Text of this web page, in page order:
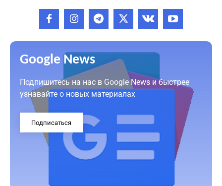
Google News
Подпишитесь на нас в Google News и быстрее
узнавайте о новых материалах
Подписаться